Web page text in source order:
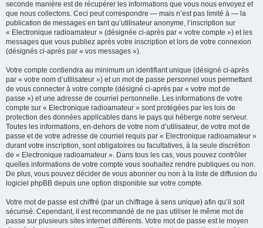
seconde manière est de récupérer les informations que vous nous envoyez et
que nous collectons. Ceci peut correspondre — mais n’est pas limité à — la
publication de messages en tant qu’utilisateur anonyme, l’inscription sur
« Electronique radioamateur » (désignée ci-après par « votre compte ») et les
messages que vous publiez après votre inscription et lors de votre connexion
(désignés ci-après par « vos messages »).
Votre compte contiendra au minimum un identifiant unique (désigné ci-après
par « votre nom d’utilisateur ») et un mot de passe personnel vous permettant
de vous connecter à votre compte (désigné ci-après par « votre mot de
passe ») et une adresse de courriel personnelle. Les informations de votre
compte sur « Electronique radioamateur » sont protégées par les lois de
protection des données applicables dans le pays qui héberge notre serveur.
Toutes les informations, en-dehors de votre nom d’utilisateur, de votre mot de
passe et de votre adresse de courriel requis par « Electronique radioamateur »
durant votre inscription, sont obligatoires ou facultatives, à la seule discrétion
de « Electronique radioamateur ». Dans tous les cas, vous pouvez contrôler
quelles informations de votre compte vous souhaitez rendre publiques ou non.
De plus, vous pouvez décider de vous abonner ou non à la liste de diffusion du
logiciel phpBB depuis une option disponible sur votre compte.
Votre mot de passe est chiffré (par un chiffrage à sens unique) afin qu’il soit
sécurisé. Cependant, il est recommandé de ne pas utiliser le même mot de
passe sur plusieurs sites internet différents. Votre mot de passe est le moyen